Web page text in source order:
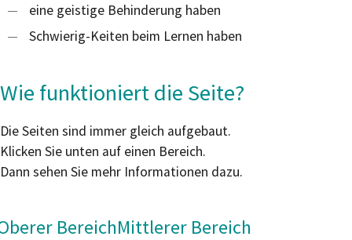
eine geistige Behinderung haben
Schwierig-Keiten beim Lernen haben
Wie funktioniert die Seite?
Die Seiten sind immer gleich aufgebaut.
Klicken Sie unten auf einen Bereich.
Dann sehen Sie mehr Informationen dazu.
BereichMittlerer Bereich